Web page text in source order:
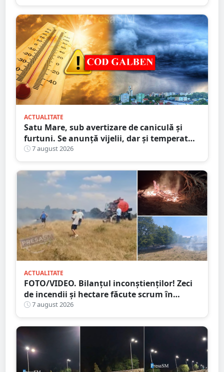
ACTUALITATE
Satu Mare, sub avertizare de caniculă și
furtuni. Se anunță vijelii, dar și temperaturi
ridicate. Avertizarea ANM
7 august 2026
ACTUALITATE
FOTO/VIDEO. Bilanțul inconștienților! Zeci
de incendii și hectare făcute scrum în
județul Satu Mare
7 august 2026